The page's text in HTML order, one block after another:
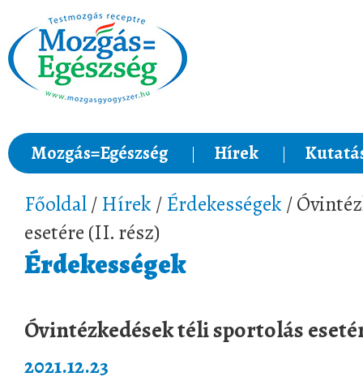
Mozgás=Egészség Hírek
Főoldal/ Hírek / Érdekességek /
esetére (II. rész)
Érdekességek
Óvintézkedések téli sportolás
2021.12.23